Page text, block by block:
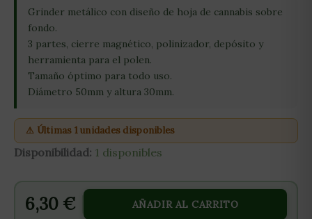
Grinder metálico con diseño de hoja de cannabis sobre
fondo.
3 partes, cierre magnético, polinizador, depósito y
herramienta para el polen.
Tamaño óptimo para todo uso.
Diámetro 50mm y altura 30mm.
⚠ Últimas 1 unidades disponibles
Disponibilidad: 1 disponibles
6,30 € AÑADIR AL CARRITO